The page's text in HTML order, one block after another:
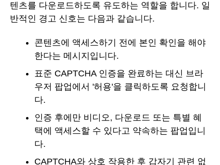
텐츠를 다운로드하도록 유도하는 역할을 합니다. 일
반적인 경고 신호는 다음과 같습니다.
콘텐츠에 액세스하기 전에 본인 확인을 해야
한다는 메시지입니다.
표준 CAPTCHA 인증을 완료하는 대신 브라
우저 팝업에서 '허용'을 클릭하도록 요청합니
다.
인증 후에만 비디오, 다운로드 또는 특별 혜
택에 액세스할 수 있다고 약속하는 팝업입니
다.
CAPTCHA와 상호 작용한 후 갑자기 관련 없